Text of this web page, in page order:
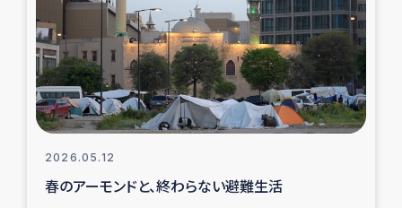
2026.05.12
春のアーモンドと、終わらない避難生活